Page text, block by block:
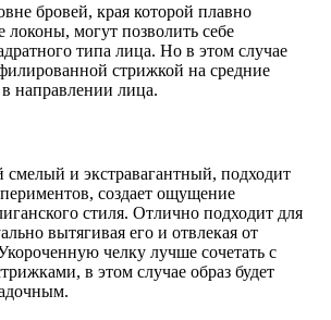
бровей, края которой плавно
локоны, могут позволить себе
типа лица. Но в этом случае
филированной стрижкой на средние
направлении лица.
смелый и экстравагантный, подходит
создает ощущение
стиля. Отлично подходит для
вытягивая его и отвлекая от
челку лучше сочетать с
в этом случае образ будет